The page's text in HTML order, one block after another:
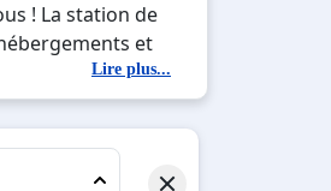
! La station de
et
Vallée.
que le prix des
chemin les
Mottaret est au
Lire plus...